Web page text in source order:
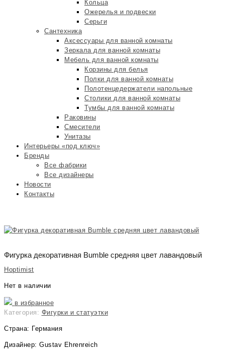
Кольца
Ожерелья и подвески
Серьги
Сантехника
Аксессуары для ванной комнаты
Зеркала для ванной комнаты
Мебель для ванной комнаты
Корзины для белья
Полки для ванной комнаты
Полотенцедержатели напольные
Столики для ванной комнаты
Тумбы для ванной комнаты
Раковины
Смесители
Унитазы
Интерьеры «под ключ»
Бренды
Все фабрики
Все дизайнеры
Новости
Контакты
Фигурка декоративная Bumble средняя цвет лавандовый
Hoptimist
Нет в наличии
в избранное
Категория: Фигурки и статуэтки
Страна: Германия
Дизайнер: Gustav Ehrenreich